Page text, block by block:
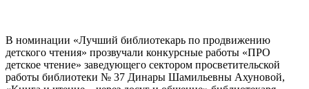
В номинации «Лучший библиотекарь по продвижению
детского чтения» прозвучали конкурсные работы «ПРО
детское чтение» заведующего сектором просветительской
работы библиотеки № 37 Динары Шамильевны Ахуновой,